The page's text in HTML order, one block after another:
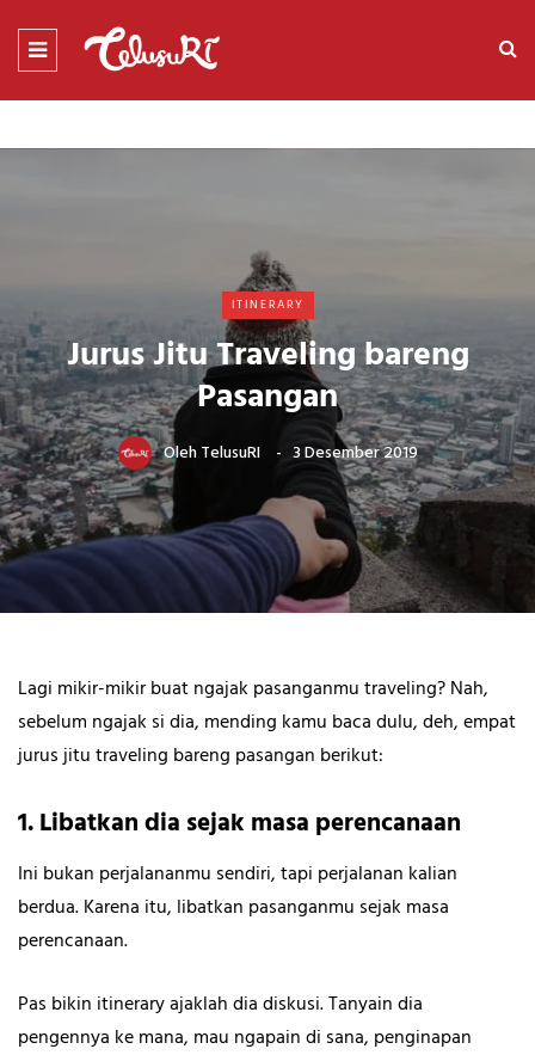
ITINERARY
Jurus Jitu Traveling bareng
Pasangan
OlehTelusuRI 3 Desember 2019
Lagi mikir-mikir buat ngajak pasanganmu traveling? Nah,
sebelum ngajak si dia, mending kamu baca dulu, deh, empat
jurus jitu traveling bareng pasangan berikut:
1. Libatkan dia sejak masa perencanaan
Ini bukan perjalananmu sendiri, tapi perjalanan kalian
berdua. Karena itu, libatkan pasanganmu sejak masa
perencanaan.
Pas bikin itinerary ajaklah dia diskusi. Tanyain dia
pengennya ke mana, mau ngapain di sana, penginapan